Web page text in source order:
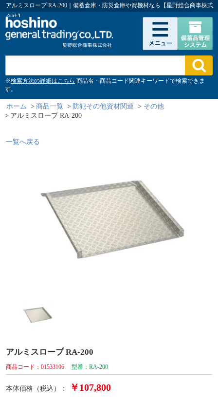
アルミスロープ RA-200｜備蓄倉庫・防災倉庫や資機材なら【星野総合商事株式
会社】
※検索方法の詳細はこちら 商品名・商品コード関連キーワードで検索できま
す。
ホーム > 商品一覧 > 防犯その他資材関連 > その他
> アルミスロープ RA-200
一覧へ戻る
アルミスロープ RA-200
商品コード：01533106 型番：RA-200
本体価格（税込）： ￥107,800